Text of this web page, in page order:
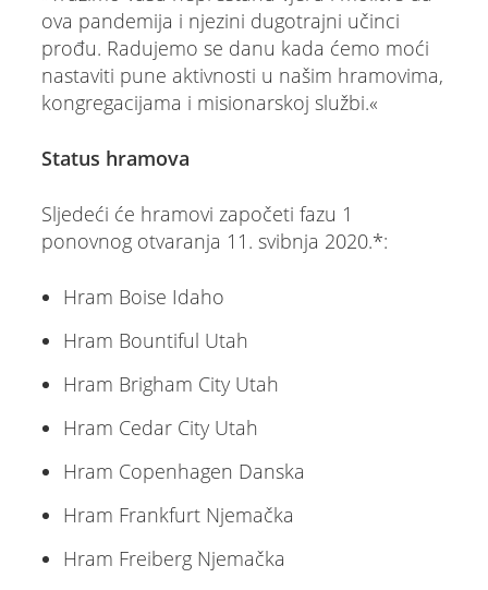
ova pandemija i njezini dugotrajni učinci
prođu. Radujemo se danu kada ćemo moći
nastaviti pune aktivnosti u našim hramovima,
kongregacijama i misionarskoj službi.«
Status hramova
Sljedeći će hramovi započeti fazu 1
ponovnog otvaranja 11. svibnja 2020.*:
Hram Boise Idaho
Hram Bountiful Utah
Hram Brigham City Utah
Hram Cedar City Utah
Hram Copenhagen Danska
Hram Frankfurt Njemačka
Hram Freiberg Njemačka